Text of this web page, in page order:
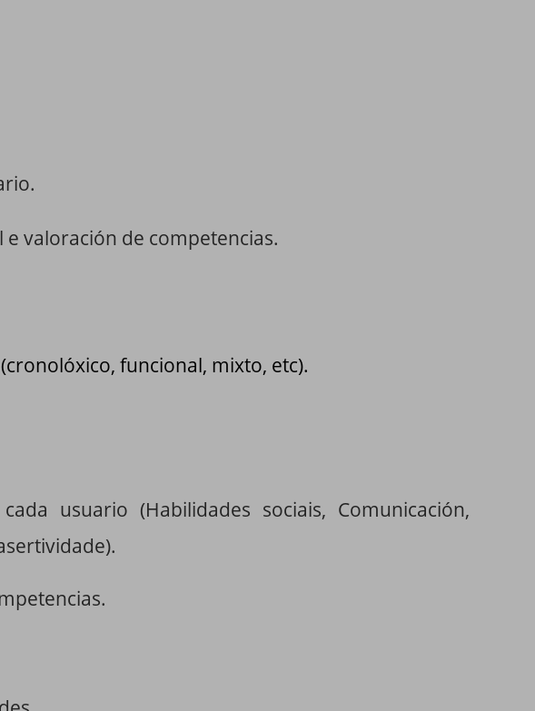
valoración de competencias.
funcional, mixto, etc).
usuario (Habilidades sociais, Comunicación,